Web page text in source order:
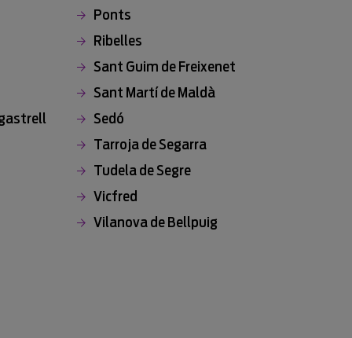
Ponts
Ribelles
Sant Guim de Freixenet
Sant Martí de Maldà
Sedó
Tarroja de Segarra
Tudela de Segre
Vicfred
Vilanova de Bellpuig